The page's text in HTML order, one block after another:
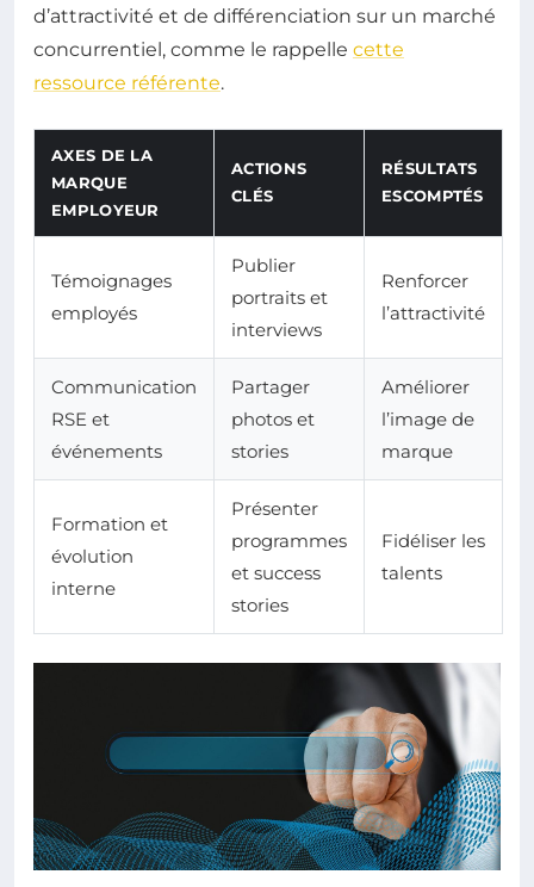
d’attractivité et de différenciation sur un marché
concurrentiel, comme le rappelle cette
ressource référente.
AXES DE LA
MARQUE
EMPLOYEUR
ACTIONS
CLÉS
RÉSULTATS
ESCOMPTÉS
Témoignages
employés
Publier
portraits et
interviews
Renforcer
l’attractivité
Communication
RSE et
événements
Partager
photos et
stories
Améliorer
l’image de
marque
Formation et
évolution
interne
Présenter
programmes
et success
stories
Fidéliser les
talents